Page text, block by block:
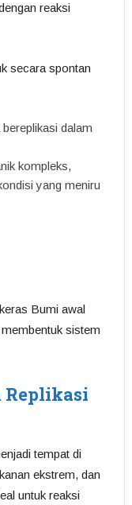
reaksi
secara spontan
dalam
kompleks,
yang meniru
Bumi awal
sistem
Replikasi
tempat di
ekstrem, dan
untuk reaksi